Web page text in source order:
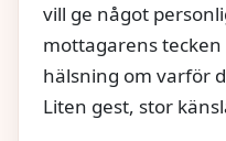
vill ge något
mottagarens
hälsning om varför
Liten gest, stor